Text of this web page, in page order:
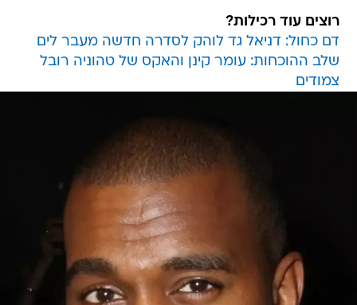
רוצים עוד רכילות?
דם כחול: דניאל גד לוהק לסדרה חדשה מעבר לים
שלב ההוכחות: עומר קינן והאקס של טהוניה רובל
צמודים